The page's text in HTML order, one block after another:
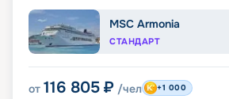
MSC Armonia
СТАНДАРТ
от 116 805 ₽ /чел +1 000